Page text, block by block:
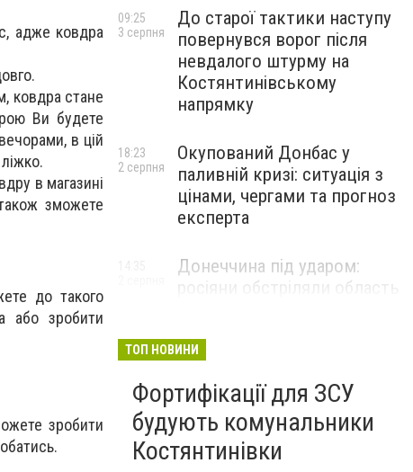
адже ковдра
ковдра стане
Ви будете
в цій
в магазині
зможете
до такого
або зробити
зробити
До старої тактики наступу
повернувся ворог після
невдалого штурму на
Костянтинівському
напрямку
09:25
3 серпня
Окупований Донбас у
паливній кризі: ситуація з
цінами, чергами та прогноз
експерта
18:23
2 серпня
Донеччина під ударом:
росіяни обстріляли область
ТОП НОВИНИ
Фортифікації для ЗСУ
будують комунальники
Костянтинівки